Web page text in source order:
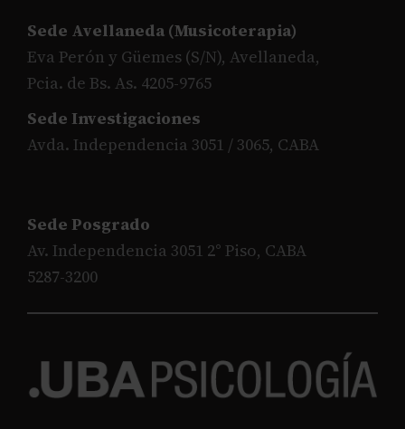
Sede Avellaneda (Musicoterapia)
Eva Perón y Güemes (S/N), Avellaneda,
Pcia. de Bs. As. 4205-9765
Sede Investigaciones
Avda. Independencia 3051 / 3065, CABA
Sede Posgrado
Av. Independencia 3051 2° Piso, CABA
5287-3200